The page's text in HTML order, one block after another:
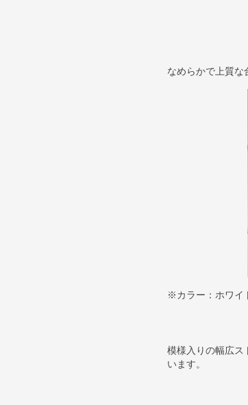
なめらかで上質な
※カラー：ホワイ
模様入りの幅広ス
います。